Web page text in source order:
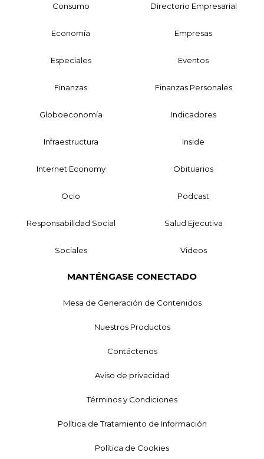
Consumo Directorio Empresarial
Economía Empresas
Especiales Eventos
Finanzas Finanzas Personales
Globoeconomía Indicadores
Infraestructura Inside
Internet Economy Obituarios
Ocio Podcast
Responsabilidad Social Salud Ejecutiva
Sociales Videos
MANTÉNGASE CONECTADO
Mesa de Generación de Contenidos
Nuestros Productos
Contáctenos
Aviso de privacidad
Términos y Condiciones
Política de Tratamiento de Información
Política de Cookies